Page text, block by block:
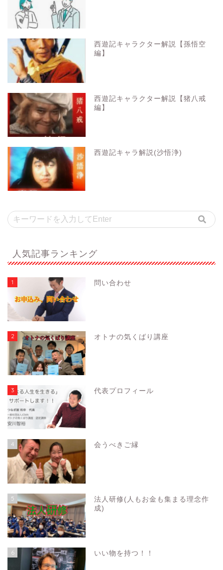
西遊記キャラクター解説【孫悟空
編】
西遊記キャラクター解説【猪八戒
編】
西遊記キャラ解説(沙悟浄)
人気記事ランキング
1 問い合わせ
2 オトナの気くばり講座
3 代表プロフィール
4 会うべきご縁
5
法人研修(人もお金も集まる理念作
成)
6 いい物を持つ！！